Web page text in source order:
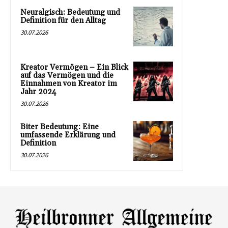
Neuralgisch: Bedeutung und
Definition für den Alltag
30.07.2026
Kreator Vermögen – Ein Blick
auf das Vermögen und die
Einnahmen von Kreator im
Jahr 2024
30.07.2026
Biter Bedeutung: Eine
umfassende Erklärung und
Definition
30.07.2026